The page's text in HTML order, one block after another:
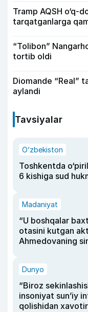
Tramp AQSH o‘q-
tarqatganlarga
“Tolibon”
tortib oldi
Diomande “Real”
aylandi
Tavsiyalar
O‘zbekiston
Toshkentda
6 kishiga sud
Madaniyat
“U boshqalar
otasini kutgan
Ahmedovaning
Dunyo
“Biroz
insoniyat sun’iy
qolishidan